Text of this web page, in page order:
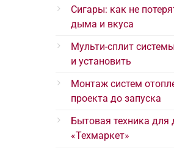
Сигары: как не
дыма и вкуса
Мульти-сплит
и установить
Монтаж систем
проекта до запуска
Бытовая техника для
«Техмаркет»